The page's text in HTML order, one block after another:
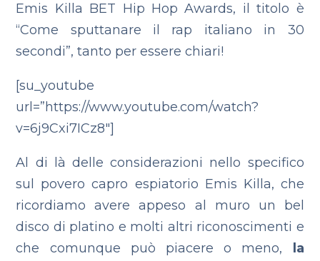
Emis Killa BET Hip Hop Awards, il titolo è
“Come sputtanare il rap italiano in 30
secondi”, tanto per essere chiari!
[su_youtube
url=”https://www.youtube.com/watch?
v=6j9Cxi7ICz8″]
Al di là delle considerazioni nello specifico
sul povero capro espiatorio Emis Killa, che
ricordiamo avere appeso al muro un bel
disco di platino e molti altri riconoscimenti e
che comunque può piacere o meno,
la